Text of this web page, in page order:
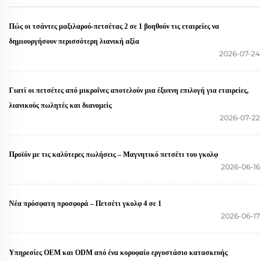
Πώς οι τσάντες μαξιλαρού-πετσέτας 2 σε 1 βοηθούν τις εταιρείες να
δημιουργήσουν περισσότερη λιανική αξία
2026-07-24
Γιατί οι πετσέτες από μικροΐνες αποτελούν μια έξυπνη επιλογή για εταιρείες,
λιανικούς πωλητές και διανομείς
2026-07-22
Προϊόν με τις καλύτερες πωλήσεις – Μαγνητικό πετσέτι του γκολφ
2026-06-16
Νέα πρόσφατη προσφορά – Πετσέτι γκολφ 4 σε 1
2026-06-17
Υπηρεσίες OEM και ODM από ένα κορυφαίο εργοστάσιο κατασκευής